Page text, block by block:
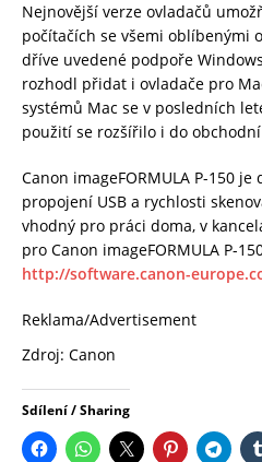
Nejnovější verze ovladačů
počítačích se všemi oblíbenými
dříve uvedené podpoře
rozhodl přidat i ovladače pro
systémů Mac se v posledních
použití se rozšířilo i do
Canon imageFORMULA P-150
propojení USB a rychlosti
vhodný pro práci doma, v
pro Canon imageFORMULA P-
http://software.canon-
Reklama/Advertisement
Zdroj: Canon
Sdílení / Sharing